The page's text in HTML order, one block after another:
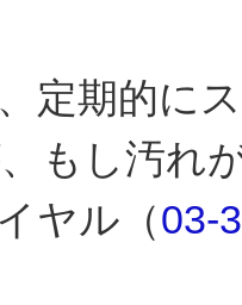
定期的に
もし汚れ
ヤル（03-